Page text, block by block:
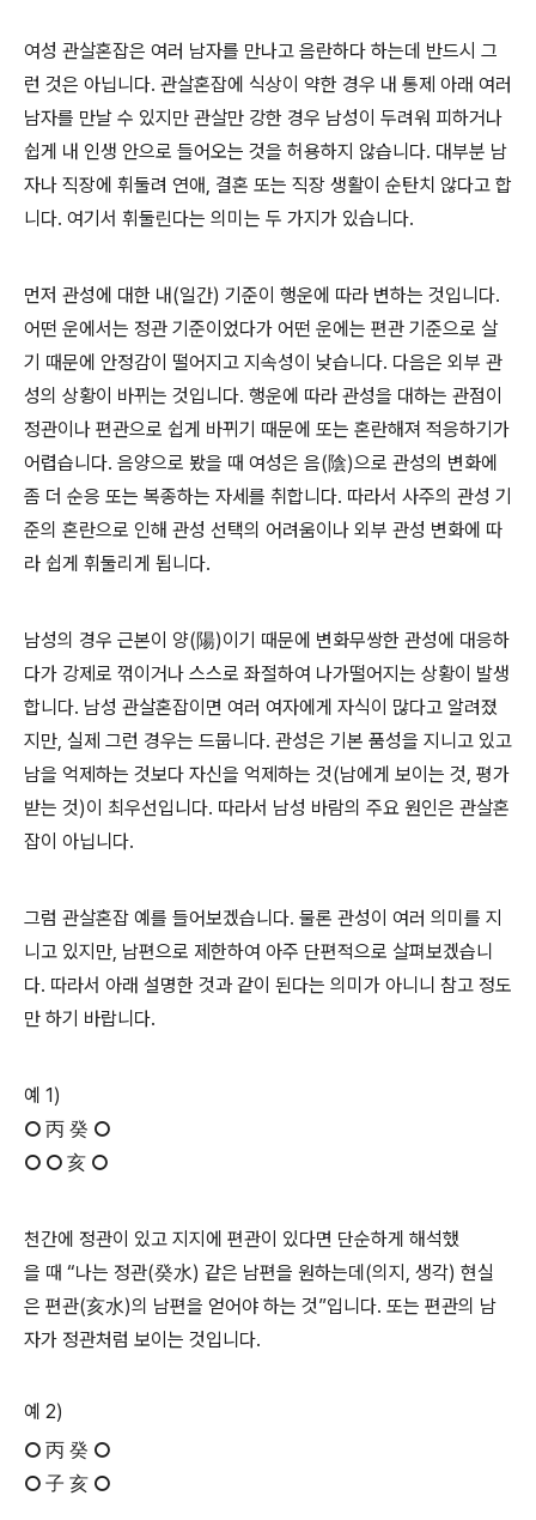
여성 관살혼잡은 여러 남자를 만나고 음란하다 하는데 반드시 그
런 것은 아닙니다. 관살혼잡에 식상이 약한 경우 내 통제 아래 여러
남자를 만날 수 있지만 관살만 강한 경우 남성이 두려워 피하거나
쉽게 내 인생 안으로 들어오는 것을 허용하지 않습니다. 대부분 남
자나 직장에 휘둘려 연애, 결혼 또는 직장 생활이 순탄치 않다고 합
니다. 여기서 휘둘린다는 의미는 두 가지가 있습니다.
먼저 관성에 대한 내(일간) 기준이 행운에 따라 변하는 것입니다.
어떤 운에서는 정관 기준이었다가 어떤 운에는 편관 기준으로 살
기 때문에 안정감이 떨어지고 지속성이 낮습니다. 다음은 외부 관
성의 상황이 바뀌는 것입니다. 행운에 따라 관성을 대하는 관점이
정관이나 편관으로 쉽게 바뀌기 때문에 또는 혼란해져 적응하기가
어렵습니다. 음양으로 봤을 때 여성은 음(陰)으로 관성의 변화에
좀 더 순응 또는 복종하는 자세를 취합니다. 따라서 사주의 관성 기
준의 혼란으로 인해 관성 선택의 어려움이나 외부 관성 변화에 따
라 쉽게 휘둘리게 됩니다.
남성의 경우 근본이 양(陽)이기 때문에 변화무쌍한 관성에 대응하
다가 강제로 꺾이거나 스스로 좌절하여 나가떨어지는 상황이 발생
합니다. 남성 관살혼잡이면 여러 여자에게 자식이 많다고 알려졌
지만, 실제 그런 경우는 드뭅니다. 관성은 기본 품성을 지니고 있고
남을 억제하는 것보다 자신을 억제하는 것(남에게 보이는 것, 평가
받는 것)이 최우선입니다. 따라서 남성 바람의 주요 원인은 관살혼
잡이 아닙니다.
그럼 관살혼잡 예를 들어보겠습니다. 물론 관성이 여러 의미를 지
니고 있지만, 남편으로 제한하여 아주 단편적으로 살펴보겠습니
다. 따라서 아래 설명한 것과 같이 된다는 의미가 아니니 참고 정도
만 하기 바랍니다.
예 1)
○ 丙 癸 ○
○ ○ 亥 ○
천간에 정관이 있고 지지에 편관이 있다면 단순하게 해석했
을 때 “나는 정관(癸水) 같은 남편을 원하는데(의지, 생각) 현실
은 편관(亥水)의 남편을 얻어야 하는 것”입니다. 또는 편관의 남
자가 정관처럼 보이는 것입니다.
예 2)
○ 丙 癸 ○
○ 子 亥 ○